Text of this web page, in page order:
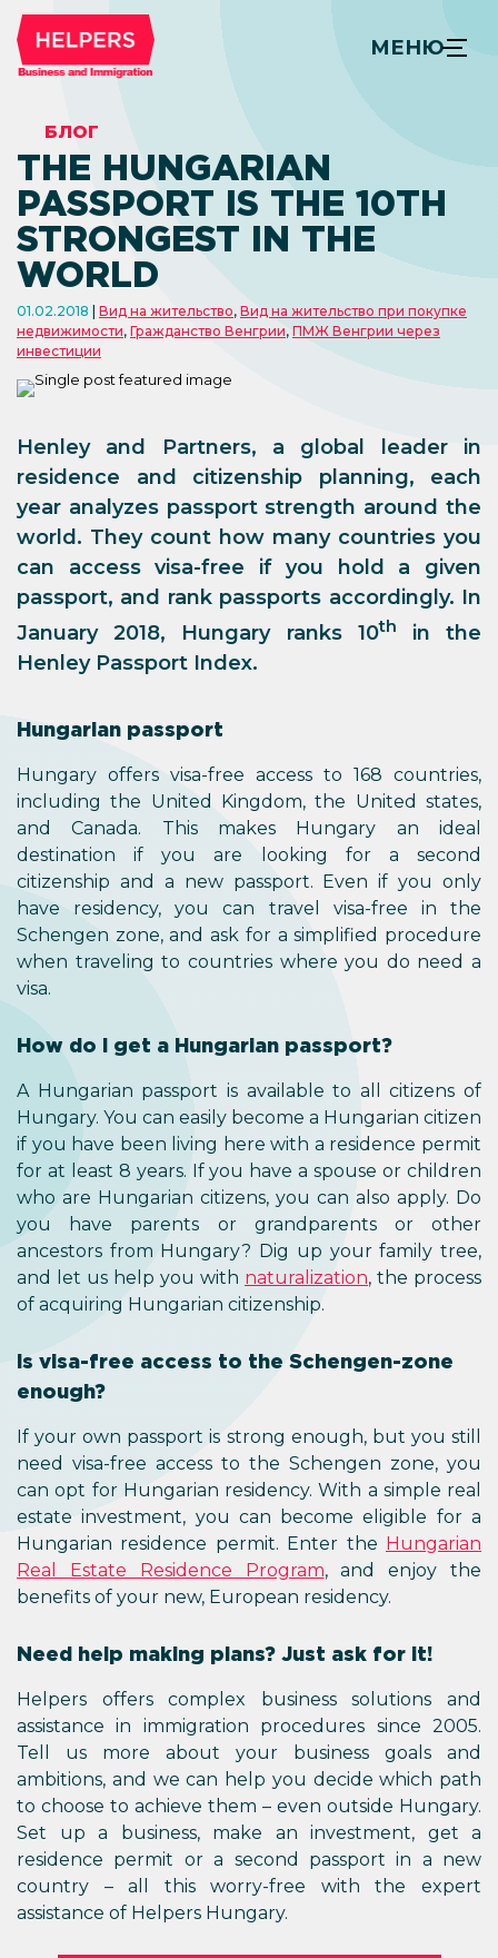
МЕНЮ
БЛОГ
THE HUNGARIAN
PASSPORT IS THE 10TH
STRONGEST IN THE
WORLD
01.02.2018 Вид на жительство, Вид на жительство при покупке
недвижимости, Гражданство Венгрии, ПМЖ Венгрии через
инвестиции
Henley and Partners, a global leader in
residence and citizenship planning, each
year analyzes passport strength around the
world. They count how many countries you
can access visa-free if you hold a given
passport, and rank passports accordingly. In
January 2018, Hungary ranks 10th
in the
Henley Passport Index.
Hungarian passport
Hungary offers visa-free access to 168 countries,
including the United Kingdom, the United states,
and Canada. This makes Hungary an ideal
destination if you are looking for a second
citizenship and a new passport. Even if you only
have residency, you can travel visa-free in the
Schengen zone, and ask for a simplified procedure
when traveling to countries where you do need a
visa.
How do I get a Hungarian passport?
A Hungarian passport is available to all citizens of
Hungary. You can easily become a Hungarian citizen
if you have been living here with a residence permit
for at least 8 years. If you have a spouse or children
who are Hungarian citizens, you can also apply. Do
you have parents or grandparents or other
ancestors from Hungary? Dig up your family tree,
and let us help you with naturalization, the process
of acquiring Hungarian citizenship.
Is visa-free access to the Schengen-zone
enough?
If your own passport is strong enough, but you still
need visa-free access to the Schengen zone, you
can opt for Hungarian residency. With a simple real
estate investment, you can become eligible for a
Hungarian residence permit. Enter the Hungarian
Real Estate Residence Program, and enjoy the
benefits of your new, European residency.
Need help making plans? Just ask for it!
Helpers offers complex business solutions and
assistance in immigration procedures since 2005.
Tell us more about your business goals and
ambitions, and we can help you decide which path
to choose to achieve them – even outside Hungary.
Set up a business, make an investment, get a
residence permit or a second passport in a new
country – all this worry-free with the expert
assistance of Helpers Hungary.